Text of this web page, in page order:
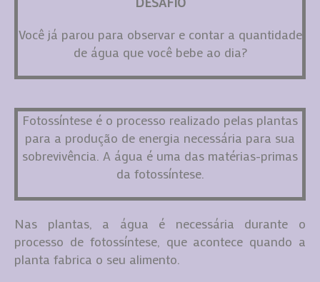
Você já parou para observar e contar a quantidade
de água que você bebe ao dia?
Fotossíntese é o processo realizado pelas plantas
para a produção de energia necessária para sua
sobrevivência. A água é uma das matérias-primas
da fotossíntese.
Nas plantas, a água é necessária durante o
processo de fotossíntese, que acontece quando a
planta fabrica o seu alimento.